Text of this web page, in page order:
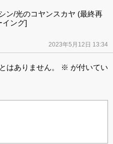
ン/光のコヤンスカヤ (最終再
イング]
2023年5月12日 13:34
はありません。 ※ が付いてい